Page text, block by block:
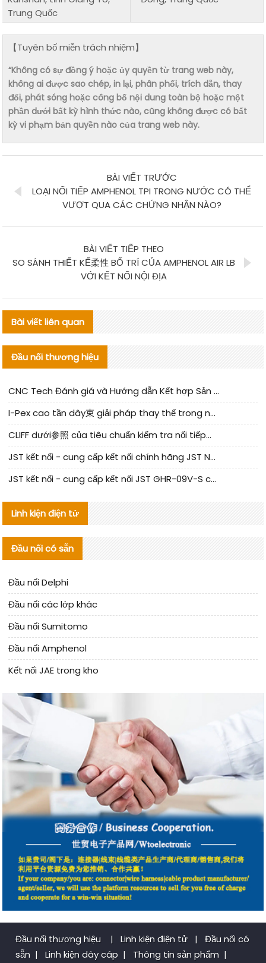
Trung Quốc
【Tuyên bố miễn trách nhiệm】
“Không có sự đồng ý hoặc ủy quyền từ trang web này,
không ai được sao chép, in lại, phân phối, trích dẫn, thay
đổi, phát sóng hoặc công bố nội dung toàn bộ hoặc một
phần dưới bất kỳ hình thức nào, cũng không được có bất
kỳ vi phạm bản quyền nào của trang web này.
BÀI VIẾT TRƯỚC
LOẠI NỐI TIẾP AMPHENOL TPI TRONG NƯỚC CÓ THỂ
VƯỢT QUA CÁC CHỨNG NHẬN NÀO?
BÀI VIẾT TIẾP THEO
SO SÁNH THIẾT KẾ柔性 BỐ TRÍ CỦA AMPHENOL AIR LB
VỚI KẾT NỐI NỘI ĐỊA
Bài viết liên quan
Đầu nối thương hiệu
CNC Tech Đánh giá và Hướng dẫn Kết hợp Sản xuất Linh kiện Cable Nội địa
I-Pex cao tần dây束 giải pháp thay thế trong nước phân tích
CLIFF dưới参照 của tiêu chuẩn kiểm tra nối tiếp器 trong nước được cập nhật
JST kết nối - cung cấp kết nối chính hãng JST NSHR-02V-S | sản phẩm thay thế
JST kết nối - cung cấp kết nối JST GHR-09V-S chính hãng | hàng thay thế
Linh kiện điện tử
Đầu nối có sẵn
Đầu nối Delphi
Đầu nối các lớp khác
Đầu nối Sumitomo
Đầu nối Amphenol
Kết nối JAE trong kho
Đầu nối thương hiệu | Linh kiện điện tử |
Đầu nối có
sẵn | Linh kiện dây cáp | Thông tin sản phẩm |